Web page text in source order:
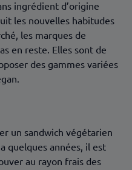
ingrédient d’origine
les nouvelles habitudes
les marques de
en reste. Elles sont de
des gammes variées
un sandwich végétarien
quelques années, il est
au rayon frais des